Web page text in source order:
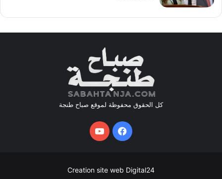
كل الحقوق محفوظة لموقع صباح طنجة
فيسبوكيوتيوب
Creation site web Digital24